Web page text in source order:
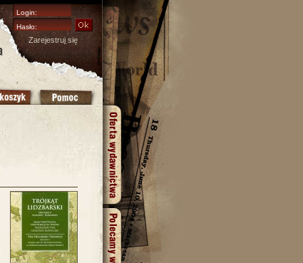
Zarejestruj się